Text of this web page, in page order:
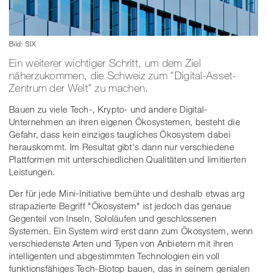
Bild: SIX
Ein weiterer wichtiger Schritt, um dem Ziel
näherzukommen, die Schweiz zum "Digital-Asset-
Zentrum der Welt" zu machen.
Bauen zu viele Tech-, Krypto- und andere Digital-
Unternehmen an ihren eigenen Ökosystemen, besteht die
Gefahr, dass kein einziges taugliches Ökosystem dabei
herauskommt. Im Resultat gibt's dann nur verschiedene
Plattformen mit unterschiedlichen Qualitäten und limitierten
Leistungen.
Der für jede Mini-Initiative bemühte und deshalb etwas arg
strapazierte Begriff "Ökosystem" ist jedoch das genaue
Gegenteil von Inseln, Sololäufen und geschlossenen
Systemen. Ein System wird erst dann zum Ökosystem, wenn
verschiedenste Arten und Typen von Anbietern mit ihren
intelligenten und abgestimmten Technologien ein voll
funktionsfähiges Tech-Biotop bauen, das in seinem genialen